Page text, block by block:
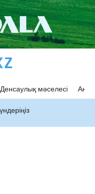
Денсаулық мәселесі Ана